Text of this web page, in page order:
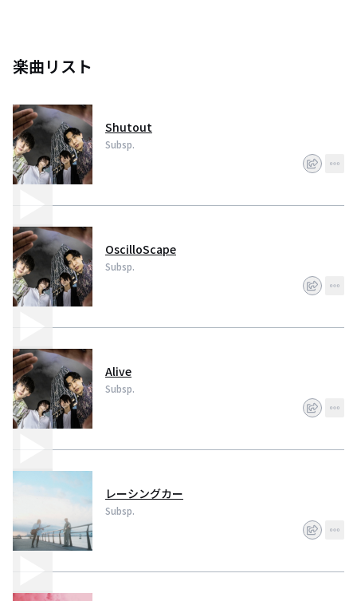
楽曲リスト
Shutout
Subsp.
OscilloScape
Subsp.
Alive
Subsp.
レーシングカー
Subsp.